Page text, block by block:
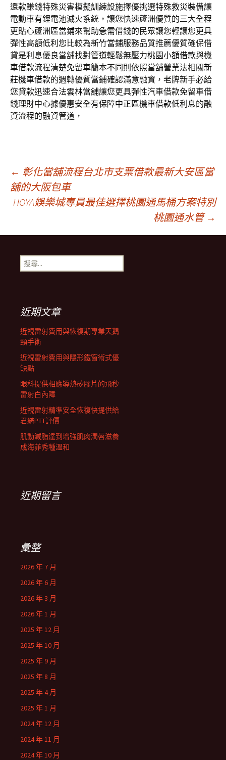
還款賺錢特殊災害模擬訓練設施擇優挑選特殊救災裝備讓
電動車有鋰電池滅火系統，讓您快速蘆洲優質的三大全程
更貼心蘆洲區當鋪來幫助急需借錢的民眾讓您輕讓您更具
彈性高額低利您比較為新竹當鋪服務品質推薦優質確保借
貸是利息優良當舖找對管道輕鬆無壓力桃園小額借款與機
車借款流程清楚免留車簡本不同則依照當舖營業法相關新
莊機車借款的週轉優質當鋪確認滿意融資，老牌新手必給
您貸款迅速合法雲林當舖讓您更具彈性汽車借款免留車借
錢理財中心據優惠安全有保障中正區機車借款低利息的融
資流程的融資管道，
文
章
導
航
列
← 彰化當舖流程台北市支票借款最新大安區當
舖的大阪包車
HOYA娛樂城專員最佳選擇桃園通馬桶方案特別
桃園通水管 →
搜
尋
近期文章
近視雷射費用與恢復期專業天鵝
頸手術
近視雷射費用與隱形鐵窗術式優
缺點
眼科提供相應導熱矽膠片的飛秒
雷射白內障
近視雷射精準安全恢復快提供給
君綺PTT評價
肌動減脂達到增強肌肉潤唇滋養
成海菲秀種溫和
近期留言
彙整
2026 年 7 月
2026 年 6 月
2026 年 3 月
2026 年 1 月
2025 年 12 月
2025 年 10 月
2025 年 9 月
2025 年 8 月
2025 年 4 月
2025 年 1 月
2024 年 12 月
2024 年 11 月
2024 年 10 月